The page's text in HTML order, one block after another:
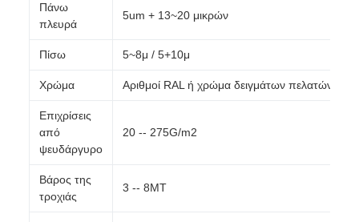
Πάνω
πλευρά
5um + 13~20 μικρών
Πίσω 5~8μ / 5+10μ
Χρώμα Αριθμοί RAL ή χρώμα δειγμάτων πελατών
Επιχρίσεις
από
ψευδάργυρο
20 -- 275G/m2
Βάρος της
τροχιάς
3 -- 8ΜΤ